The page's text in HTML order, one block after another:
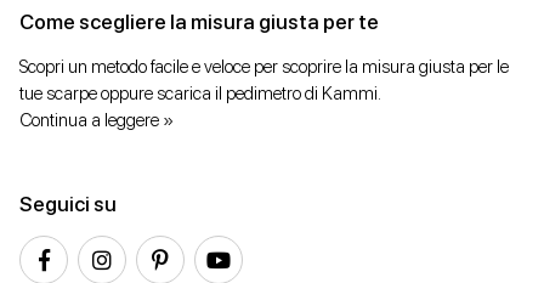
Come scegliere la misura giusta per te
Scopri un metodo facile e veloce per scoprire la misura giusta per le
tue scarpe oppure scarica il pedimetro di Kammi.
Continua a leggere »
Seguici su